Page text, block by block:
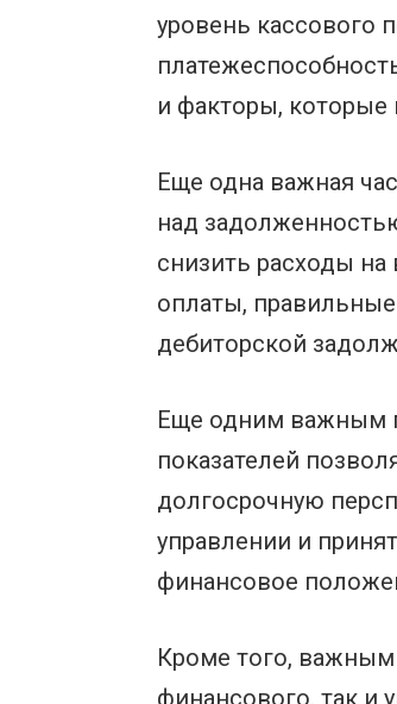
уровень кассового
и факторы, которые
Еще одна важная
над
снизить расходы
оплаты,
дебиторской
Еще одним важным
показателей
долгосрочную
управлении и
финансовое
Кроме того, важным
финансового, так и